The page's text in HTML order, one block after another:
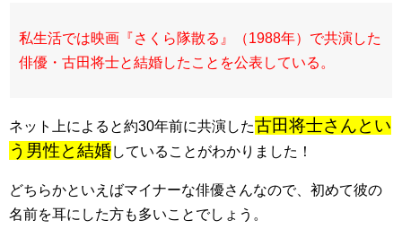
私生活では映画『さくら隊散る』（1988年）で共演した
俳優・古田将士と結婚したことを公表している。
ネット上によると約30年前に共演した古田将士さんとい
う男性と結婚していることがわかりました！
どちらかといえばマイナーな俳優さんなので、初めて彼の
名前を耳にした方も多いことでしょう。